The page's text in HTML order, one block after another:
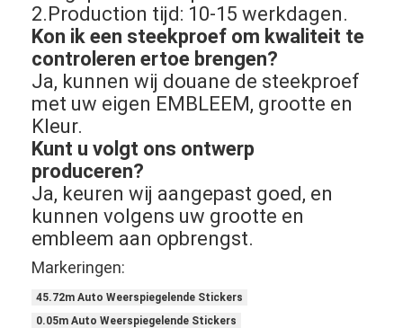
Teken Retroreflectometer
Retro Weerspiegelende Meter
Weg die Diktemaat merken
Draagbare Retroreflectometer
Handbediende Retroreflectometer
Retro Weerspiegelende Noteringen
Fiets Weerspiegelende Stickers
Weerspiegelende Bandstickers
2.Production tijd: 10-15 werkdagen.
Kon ik een steekproef om kwaliteit te
controleren ertoe brengen?
Ja, kunnen wij douane de steekproef
met uw eigen EMBLEEM, grootte en
Kleur.
Kunt u volgt ons ontwerp
produceren?
Ja, keuren wij aangepast goed, en
kunnen volgens uw grootte en
embleem aan opbrengst.
Markeringen:
45.72m Auto Weerspiegelende Stickers
0.05m Auto Weerspiegelende Stickers